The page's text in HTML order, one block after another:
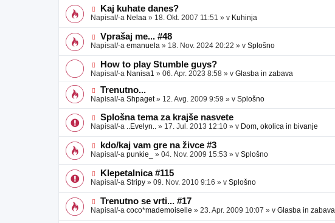
e
o
b
j
a
v
e
N
o
e
b
j
a
v
e
Kaj kuhate danes?
Napisal/-a Nelaa » 18. Okt. 2007 11:51 » v Kuhinja
N
o
v
e
o
b
v
e
Vprašaj me... #48
Napisal/-a emanuela » 18. Nov. 2024 20:22 » v Splošno
N
o
v
e
o
b
a
v
e
How to play Stumble guys?
Napisal/-a Nanisa1 » 06. Apr. 2023 8:58 » v Glasba in zabava
N
o
v
e
o
b
j
a
v
e
Trenutno...
Napisal/-a Shpaget» 12. Avg. 2009 9:59 » v Splošno
N
o
e
o
b
j
a
v
e
Splošna tema za krajše nasvete
Napisal/-a ..Evelyn.. » 17. Jul. 2013 12:10 » v Dom, okolica in bivanje
N
o
e
o
b
j
v
e
kdo/kaj vam gre na živce #3
Napisal/-a punkie_ » 04. Nov. 2009 15:53 » v Splošno
N
o
e
b
Klepetalnica #115
Napisal/-a Stripy » 09. Nov. 2010 9:16 » v Splošno
N
o
v
Trenutno se vrti... #17
Napisal/-a coco*mademoiselle » 23. Apr. 2009 10:07 » v Glasba in zabava